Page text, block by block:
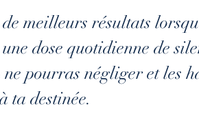
meilleurs résultats
dose quotidienne de
pourras négliger et les
ta destinée.